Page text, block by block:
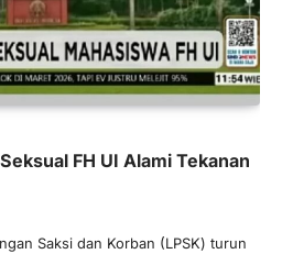
FH UI Alami Tekanan
Saksi dan Korban (LPSK) turun